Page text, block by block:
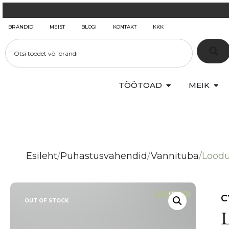
BRÄNDID MEIST BLOGI KONTAKT KKK
TÖÖTOAD MEIK
Esileht/Puhastusvahendid/Vannituba/
OUT OF STOCK